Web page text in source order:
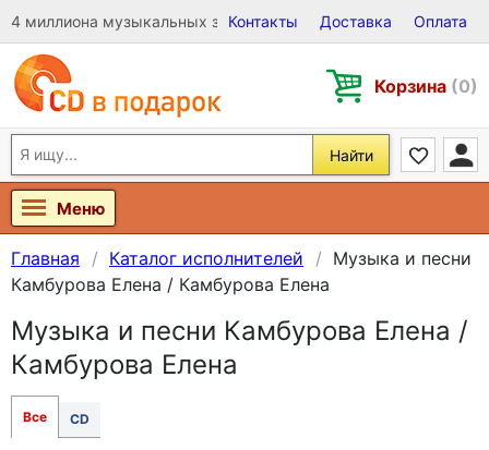
4 миллиона музыкальных записей на Виниле, CD и DVD
Контакты Доставка Оплата
Корзина (0)
Найти
Меню
Главная Каталог исполнителей
Музыка и песни
Камбурова Елена / Камбурова Елена
Музыка и песни Камбурова Елена /
Камбурова Елена
Все CD